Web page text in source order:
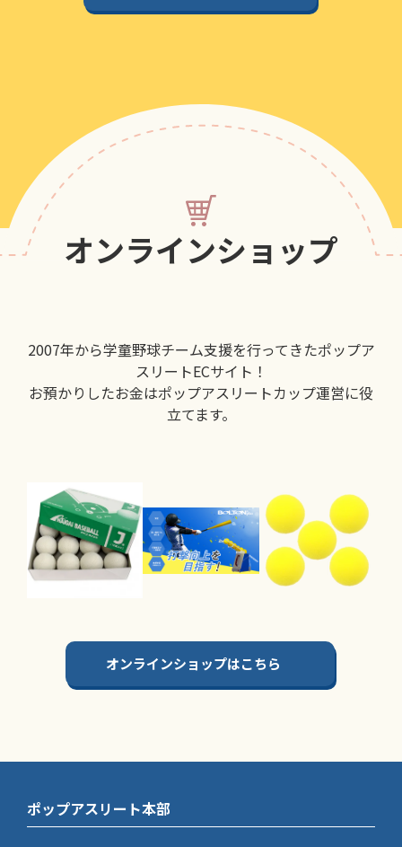
オンラインショップ
2007年から学童野球チーム支援を行ってきたポップア
スリートECサイト！
お預かりしたお金はポップアスリートカップ運営に役
立てます。
オンラインショップはこちら
ポップアスリート本部